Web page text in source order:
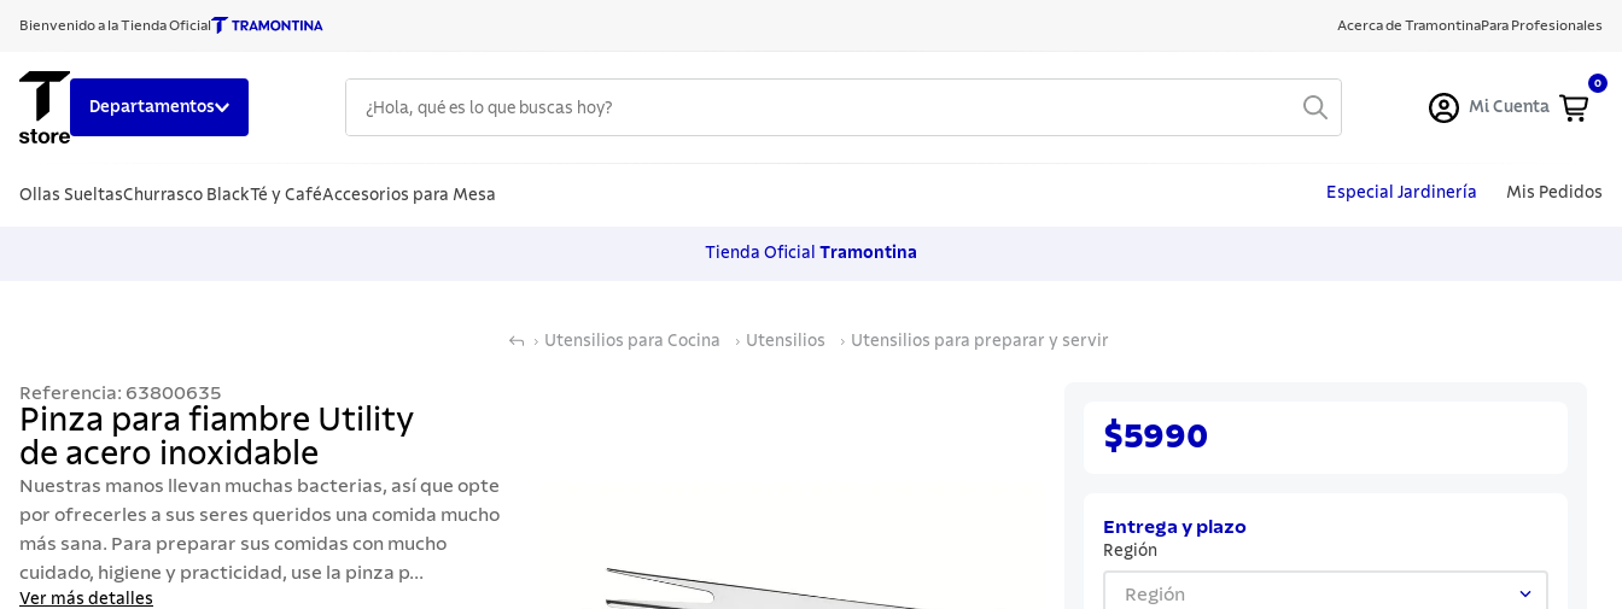
Bienvenido a la Tienda Oficial Acerca de TramontinaPara Profesionales
Departamentos Mi Cuenta
0
Ollas SueltasChurrasco BlackTé y CaféAccesorios para Mesa Especial Jardinería Mis Pedidos
Tienda Oficial Tramontina
Utensilios para Cocina Utensilios Utensilios para preparar y servir
Referencia: 63800635
Pinza para fiambre Utility
de acero inoxidable
Nuestras manos llevan muchas bacterias, así que opte
por ofrecerles a sus seres queridos una comida mucho
más sana. Para preparar sus comidas con mucho
cuidado, higiene y practicidad, use la pinza p...
Ver más detalles
$5990
Entrega y plazo
Región
Región
1.
cuchillos
8 .
solar